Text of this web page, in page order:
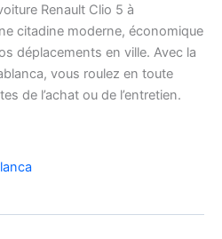
Renault Clio 5 à
citadine moderne, économique
déplacements en ville. Avec la
vous roulez en toute
de l’achat ou de l’entretien.